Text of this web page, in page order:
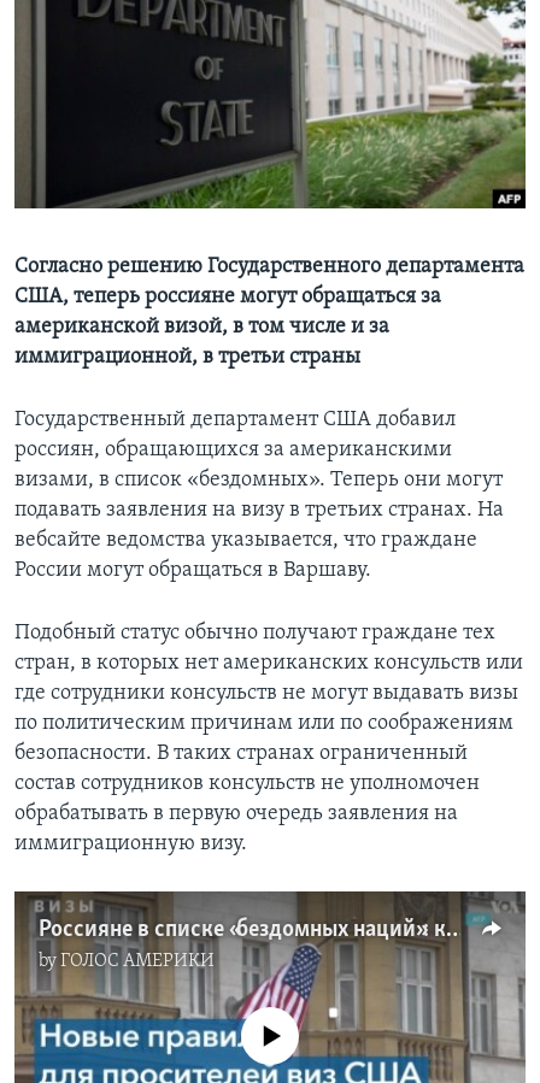
СОЦИАЛЬНЫЕ СЕТИ
Согласно решению Государственного департамента
США, теперь россияне могут обращаться за
американской визой, в том числе и за
иммиграционной, в третьи страны
Государственный департамент США добавил
россиян, обращающихся за американскими
визами, в список «бездомных». Теперь они могут
подавать заявления на визу в третьих странах. На
вебсайте ведомства указывается, что граждане
России могут обращаться в Варшаву.
Подобный статус обычно получают граждане тех
стран, в которых нет американских консульств или
где сотрудники консульств не могут выдавать визы
по политическим причинам или по соображениям
безопасности. В таких странах ограниченный
состав сотрудников консульств не уполномочен
обрабатывать в первую очередь заявления на
иммиграционную визу.
Россияне в списке «бездомных наций»: как это скажете на процессе получения виз гражданами России
byГОЛОС АМЕРИКИ
No media source currently available